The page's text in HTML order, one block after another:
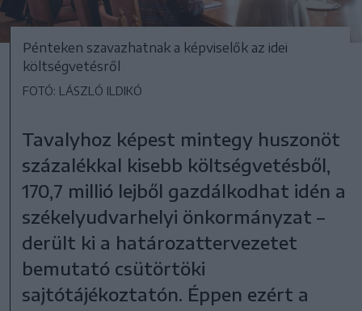
Pénteken szavazhatnak a képviselők az idei
költségvetésről
FOTÓ: LÁSZLÓ ILDIKÓ
Tavalyhoz képest mintegy huszonöt
százalékkal kisebb költségvetésből,
170,7 millió lejből gazdálkodhat idén a
székelyudvarhelyi önkormányzat –
derült ki a határozattervezetet
bemutató csütörtöki
sajtótájékoztatón. Éppen ezért a